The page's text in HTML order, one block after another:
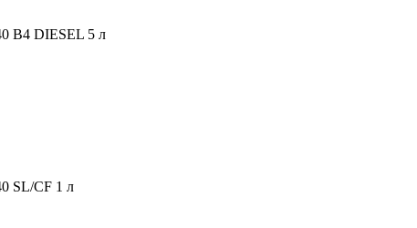
B4 DIESEL 5 л
SL/CF 1 л